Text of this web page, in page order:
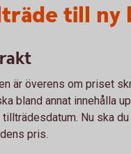
till ny
är överens om priset
bland annat innehålla
Nu ska
pris.